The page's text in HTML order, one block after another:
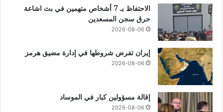
الاحتفاظ بـ 7 أشخاص متهمين في بث اشاعة
حرق سجن المسعدين
2026-08-06
إيران تفرض شروطها في إدارة مضيق هرمز
2026-08-06
إقالة مسؤولين كبار في الموساد
2026-08-06